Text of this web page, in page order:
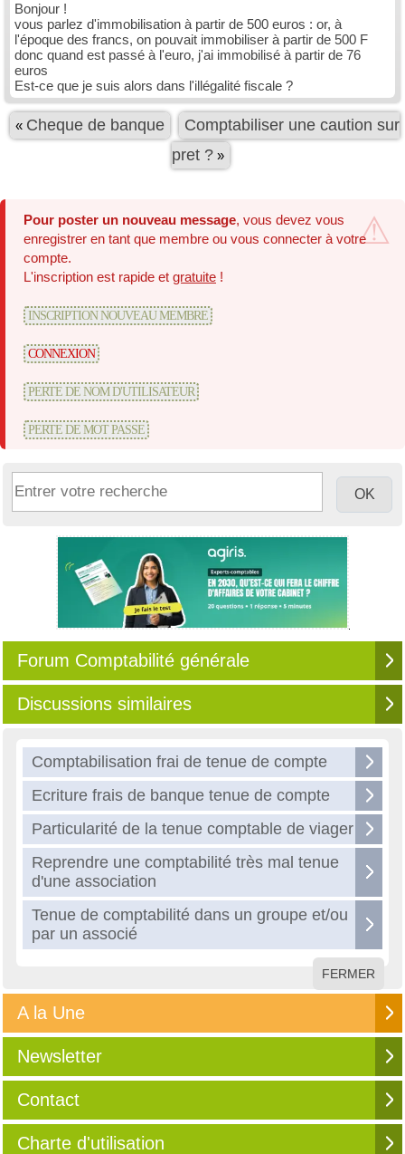
Bonjour !
vous parlez d'immobilisation à partir de 500 euros : or, à
l'époque des francs, on pouvait immobiliser à partir de 500 F
donc quand est passé à l'euro, j'ai immobilisé à partir de 76
euros
Est-ce que je suis alors dans l'illégalité fiscale ?
« Cheque de banque
Comptabiliser une caution sur
pret ?»
Pour poster un nouveau message, vous devez vous
enregistrer en tant que membre ou vous connecter à votre
compte.
L'inscription est rapide et gratuite !
INSCRIPTION NOUVEAU MEMBRE
CONNEXION
PERTE DE NOM D'UTILISATEUR
PERTE DE MOT PASSE
Forum Comptabilité générale
Discussions similaires
Comptabilisation frai de tenue de compte
Ecriture frais de banque tenue de compte
Particularité de la tenue comptable de viager
Reprendre une comptabilité très mal tenue
d'une association
Tenue de comptabilité dans un groupe et/ou
par un associé
FERMER
A la Une
Newsletter
Contact
Charte d'utilisation